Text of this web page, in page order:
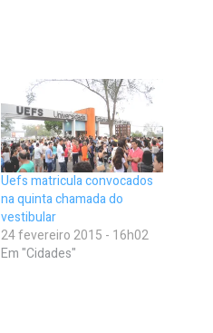
Uefs matricula convocados
na quinta chamada do
vestibular
24 fevereiro 2015 - 16h02
Em "Cidades"